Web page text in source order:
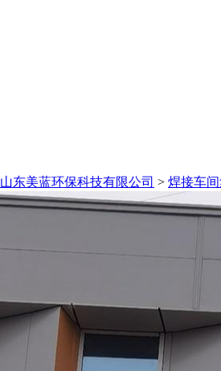
山东美蓝环保科技有限公司 > 焊接车